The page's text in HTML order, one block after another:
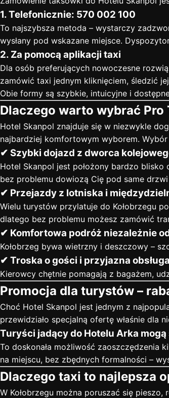
1. Telefonicznie: 570 002 100
To najszybsza metoda – wystarczy
wysłany pod wskazane miejsce.
2. Za pomocą aplikacji taxi
Dla osób preferujących nowoczesne
zamówić taxi jednym kliknięciem, śledzić
Obie formy są szybkie, intuicyjne i
Dlaczego warto wybrać Pro
Hotel Skanpol znajduje się w niezwykle
najbardziej komfortowym wyborem.
✔ Szybki dojazd z dworca
Hotel Skanpol jest położony bardzo
bez problemu dowiozą Cię pod same
✔ Przejazdy z lotniska i
Wielu turystów przylatuje do Kołobrzegu
dlatego bez problemu możesz zamówić
✔ Komfortowa podróż niezależnie
Kołobrzeg bywa wietrzny i deszczowy –
✔ Troska o gości i przyjazna obsługa
Kierowcy chętnie pomagają z bagażem,
Promocja dla turystów –
Choć Hotel Skanpol jest jednym z
przewidziało specjalną ofertę właśnie dla
Turyści jadący do Hotelu Arka
To doskonała możliwość zaoszczędzenia
na miejscu, bez zbędnych formalności –
Dlaczego taxi to najlepsza
W Kołobrzegu można poruszać się